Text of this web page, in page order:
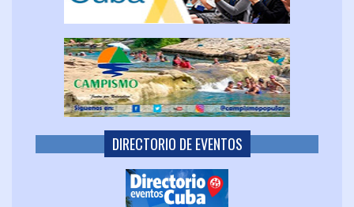
DIRECTORIO DE EVENTOS